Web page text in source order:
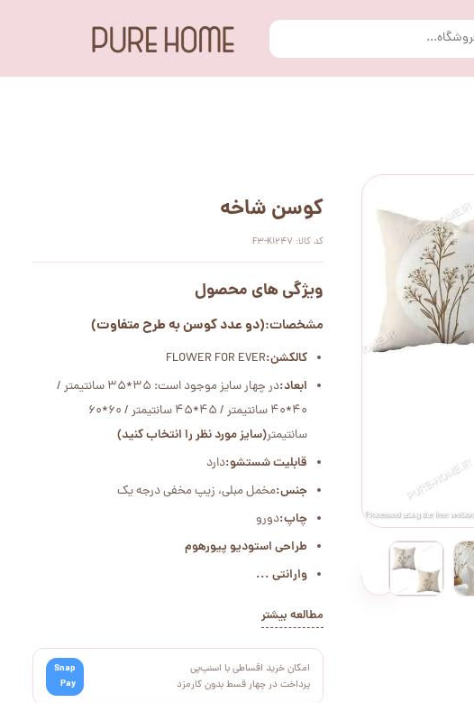
کوسن شاخه
کد کالا: F3-K1247
ویژگی های محصول
مشخصات:(دو عدد کوسن به طرح متفاوت)
کالکشن:FLOWER FOR EVER
ابعاد:
در چهار سایز موجود است: 35*35 سانتیمتر /
40*40 سانتیمتر / 45*45 سانتیمتر / 60*60
سانتیمتر(سایز مورد نظر را انتخاب کنید)
قابلیت شستشو:دارد
جنس:مخمل مبلی، زیپ مخفی درجه یک
چاپ:دورو
طراحی استودیو پیورهوم
وارانتی ...
مطالعه بیشتر
امکان خرید اقساطی با اسنپ‌پی
پرداخت در چهار قسط بدون کارمزد
Snap
Pay